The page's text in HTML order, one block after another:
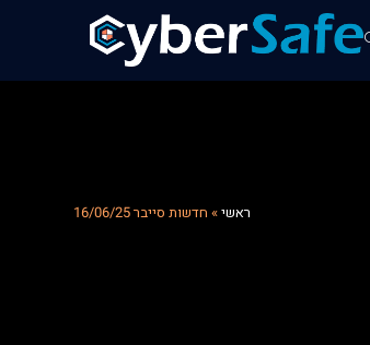
ראשי» חדשות סייבר 16/06/25